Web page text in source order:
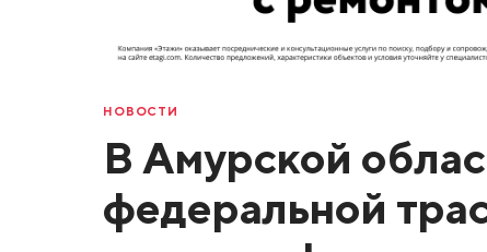
НОВОСТИ
В Амурской
федеральной